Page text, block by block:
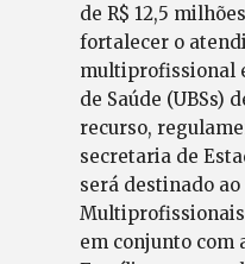
de R$ 12,5
fortalecer o
multiprofissional
de Saúde (UBSs)
recurso,
secretaria de
será destinado
em conjunto com